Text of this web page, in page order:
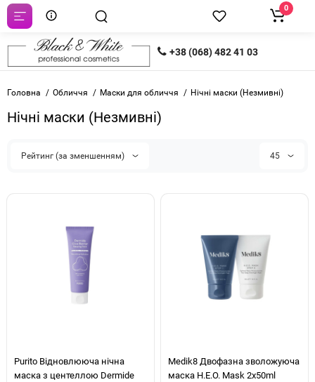
+38 (068) 482 41 03
0
Головна Обличчя Маски для обличчя Нічні маски (Незмивні)
Нічні маски (Незмивні)
Рейтинг (за зменшенням) 45
Purito Відновлююча нічна
маска з центеллою Dermide
Medik8 Двофазна зволожуюча
маска H.E.O. Mask 2х50ml